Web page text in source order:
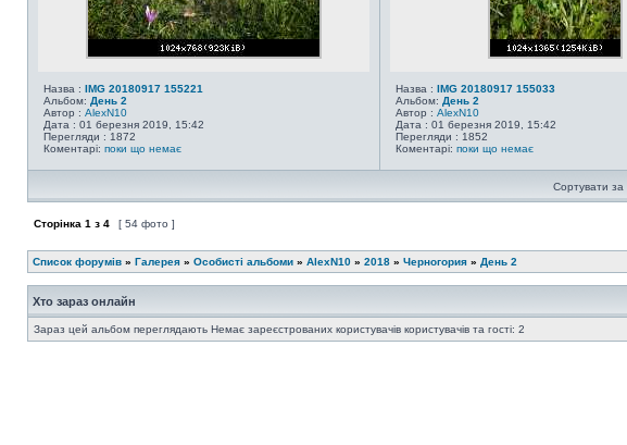
Назва : IMG 20180917 155221
Альбом: День 2
Автор : AlexN10
Дата : 01 березня 2019, 15:42
Перегляди : 1872
Коментарі: поки що немає
Назва : IMG 20180917 155033
Альбом: День 2
Автор : AlexN10
Дата : 01 березня 2019, 15:42
Перегляди : 1852
Коментарі: поки що немає
Сортувати за
Сторінка 1 з 4 [ 54 фото ]
Список форумів » Галерея » Особисті альбоми » AlexN10 » 2018 » Черногория » День 2
Хто зараз онлайн
Зараз цей альбом переглядають Немає зареєстрованих користувачів користувачів та гості: 2